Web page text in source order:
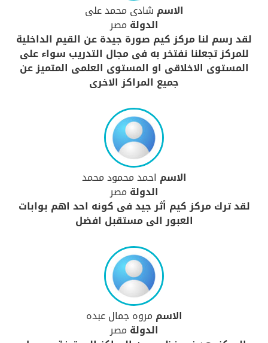
الاسم شادى محمد على
الدولة مصر
لقد رسم لنا مركز كيم صورة جيدة عن القيم الداخلية
للمركز تجعلنا نفتخر به فى مجال التدريب سواء على
المستوى الاخلاقى او المستوى العلمى المتميز عن
جميع المراكز الاخرى
الاسم احمد محمود محمد
الدولة مصر
لقد ترك مركز كيم أثر جيد فى كونه احد اهم بوابات
العبور الى مستقبل افضل
الاسم مروه جمال عبده
الدولة مصر